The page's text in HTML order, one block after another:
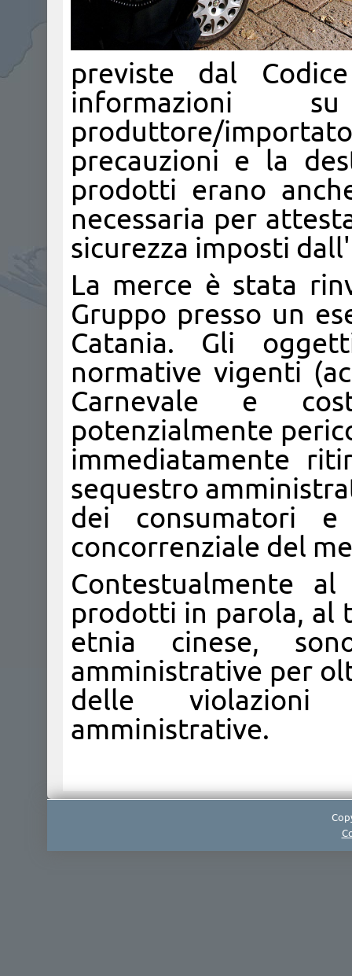
previste dal
informazioni
produttore/
precauzioni e la
prodotti erano
necessaria per
sicurezza imposti
La merce è stata
Gruppo presso un
Catania. Gli
normative vigenti
Carnevale e
potenzialmente
immediatamente
sequestro
dei consumatori
concorrenziale del
Contestualmente
prodotti in parola, al
etnia cinese,
amministrative per
delle violazioni
amministrative.​